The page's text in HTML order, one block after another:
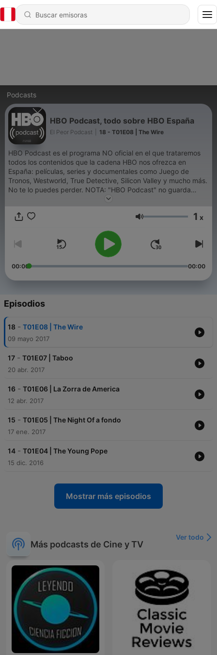
Podcasts
HBO Podcast, todo sobre HBO España
El Peor Podcast 18 - T01E08 | The Wire
HBO Podcast es el programa NO oficial en el que trataremos
todos los contenidos que la cadena HBO nos ofrezca en
España: películas, series y documentales como Juego de
Tronos, Westworld, True Detective, Silicon Valley y mucho más.
No te lo puedes perder. NOTA: "HBO Podcast" no guarda
relación alguna con la compañía HBO (2016)
Volumen 1 x
00:00 00:00
Episodios
18 - T01E08 | The Wire
09 mayo 2017
17 - T01E07 | Taboo
20 abr. 2017
16 - T01E06 | La Zorra de America
12 abr. 2017
15 - T01E05 | The Night Of a fondo
17 ene. 2017
14 - T01E04 | The Young Pope
15 dic. 2016
Mostrar más episodios
Más podcasts de Cine y TV
Ver todo